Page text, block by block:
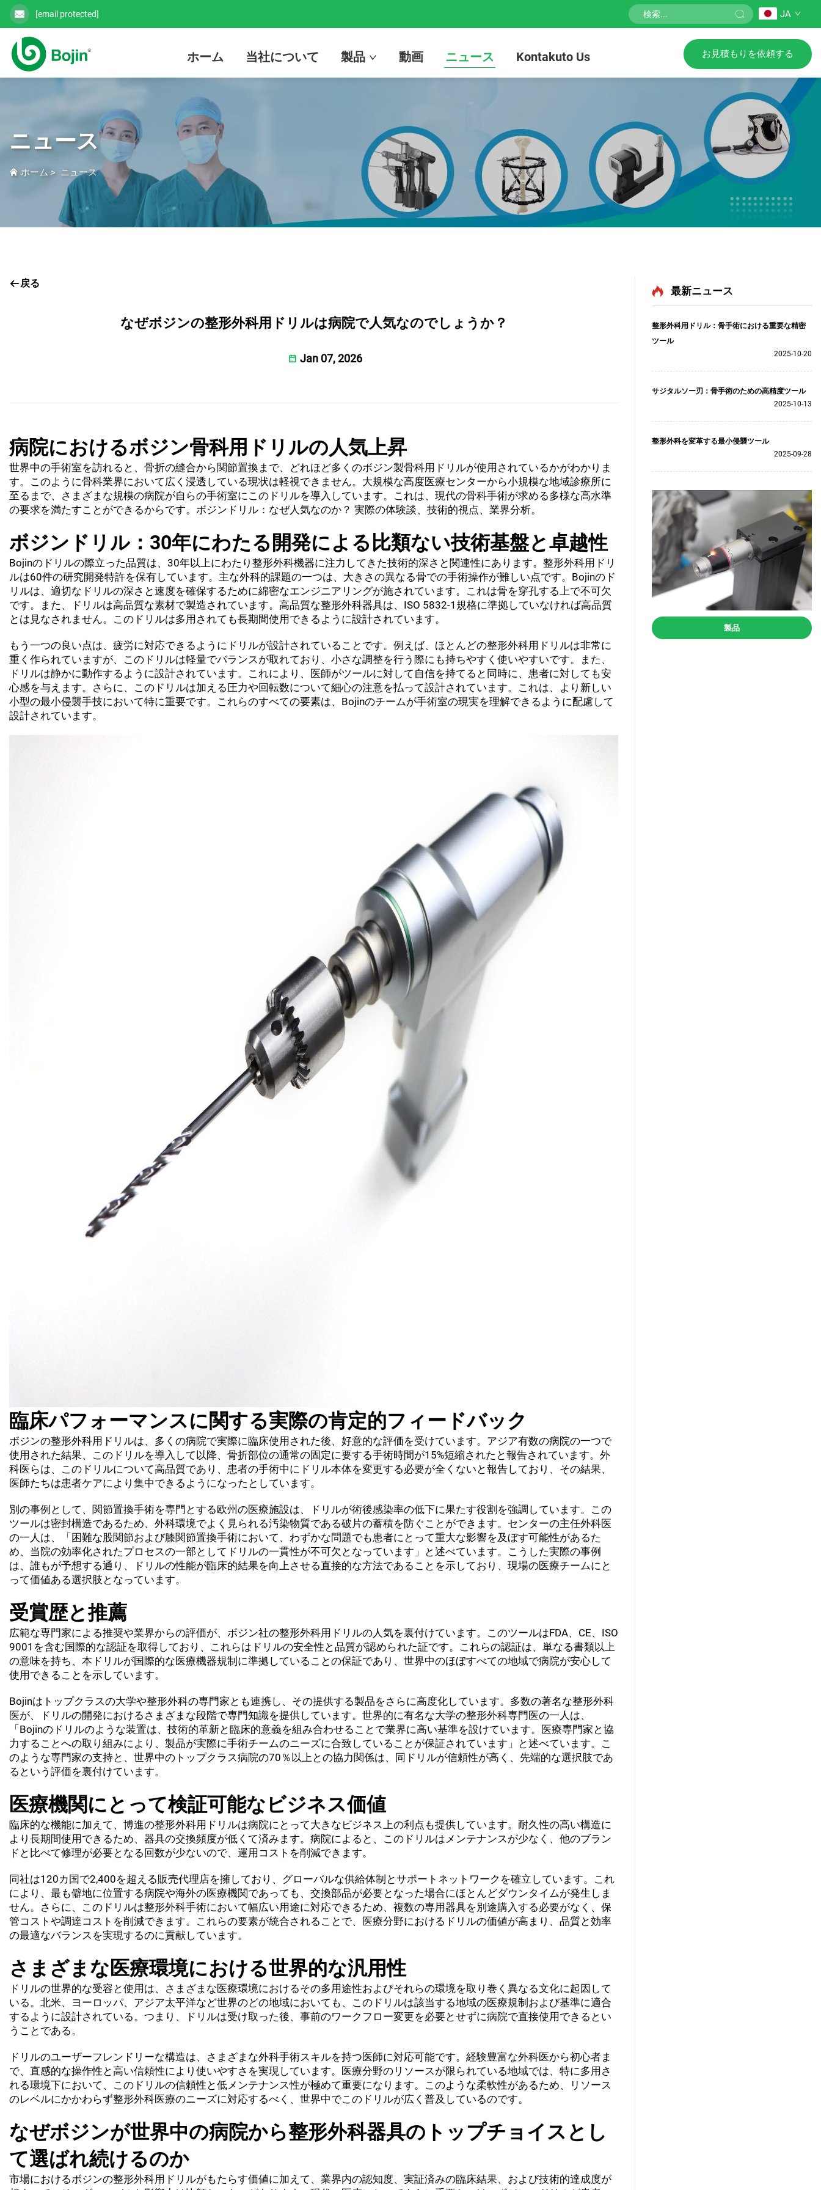
[email protected] JA
ホーム 当社について 製品 動画 ニュース Kontakuto Us お見積もりを依頼する
ニュース
ホーム > ニュース
戻る
なぜボジンの整形外科用ドリルは病院で人気なのでしょうか？
Jan 07, 2026
病院におけるボジン骨科用ドリルの人気上昇
世界中の手術室を訪れると、骨折の縫合から関節置換まで、どれほど多くのボジン製骨科用ドリルが使用されているかがわかりま
す。このように骨科業界において広く浸透している現状は軽視できません。大規模な高度医療センターから小規模な地域診療所に
至るまで、さまざまな規模の病院が自らの手術室にこのドリルを導入しています。これは、現代の骨科手術が求める多様な高水準
の要求を満たすことができるからです。ボジンドリル：なぜ人気なのか？ 実際の体験談、技術的視点、業界分析。
ボジンドリル：30年にわたる開発による比類ない技術基盤と卓越性
Bojinのドリルの際立った品質は、30年以上にわたり整形外科機器に注力してきた技術的深さと関連性にあります。整形外科用ドリ
ルは60件の研究開発特許を保有しています。主な外科的課題の一つは、大きさの異なる骨での手術操作が難しい点です。Bojinのド
リルは、適切なドリルの深さと速度を確保するために綿密なエンジニアリングが施されています。これは骨を穿孔する上で不可欠
です。また、ドリルは高品質な素材で製造されています。高品質な整形外科器具は、ISO 5832-1規格に準拠していなければ高品質
とは見なされません。このドリルは多用されても長期間使用できるように設計されています。
もう一つの良い点は、疲労に対応できるようにドリルが設計されていることです。例えば、ほとんどの整形外科用ドリルは非常に
重く作られていますが、このドリルは軽量でバランスが取れており、小さな調整を行う際にも持ちやすく使いやすいです。また、
ドリルは静かに動作するように設計されています。これにより、医師がツールに対して自信を持てると同時に、患者に対しても安
心感を与えます。さらに、このドリルは加える圧力や回転数について細心の注意を払って設計されています。これは、より新しい
小型の最小侵襲手技において特に重要です。これらのすべての要素は、Bojinのチームが手術室の現実を理解できるように配慮して
設計されています。
臨床パフォーマンスに関する実際の肯定的フィードバック
ボジンの整形外科用ドリルは、多くの病院で実際に臨床使用された後、好意的な評価を受けています。アジア有数の病院の一つで
使用された結果、このドリルを導入して以降、骨折部位の通常の固定に要する手術時間が15%短縮されたと報告されています。外
科医らは、このドリルについて高品質であり、患者の手術中にドリル本体を変更する必要が全くないと報告しており、その結果、
医師たちは患者ケアにより集中できるようになったとしています。
別の事例として、関節置換手術を専門とする欧州の医療施設は、ドリルが術後感染率の低下に果たす役割を強調しています。この
ツールは密封構造であるため、外科環境でよく見られる汚染物質である破片の蓄積を防ぐことができます。センターの主任外科医
の一人は、「困難な股関節および膝関節置換手術において、わずかな問題でも患者にとって重大な影響を及ぼす可能性があるた
め、当院の効率化されたプロセスの一部としてドリルの一貫性が不可欠となっています」と述べています。こうした実際の事例
は、誰もが予想する通り、ドリルの性能が臨床的結果を向上させる直接的な方法であることを示しており、現場の医療チームにと
って価値ある選択肢となっています。
受賞歴と推薦
広範な専門家による推奨や業界からの評価が、ボジン社の整形外科用ドリルの人気を裏付けています。このツールはFDA、CE、ISO
9001を含む国際的な認証を取得しており、これらはドリルの安全性と品質が認められた証です。これらの認証は、単なる書類以上
の意味を持ち、本ドリルが国際的な医療機器規制に準拠していることの保証であり、世界中のほぼすべての地域で病院が安心して
使用できることを示しています。
Bojinはトップクラスの大学や整形外科の専門家とも連携し、その提供する製品をさらに高度化しています。多数の著名な整形外科
医が、ドリルの開発におけるさまざまな段階で専門知識を提供しています。世界的に有名な大学の整形外科専門医の一人は、
「Bojinのドリルのような装置は、技術的革新と臨床的意義を組み合わせることで業界に高い基準を設けています。医療専門家と協
力することへの取り組みにより、製品が実際に手術チームのニーズに合致していることが保証されています」と述べています。こ
のような専門家の支持と、世界中のトップクラス病院の70％以上との協力関係は、同ドリルが信頼性が高く、先端的な選択肢であ
るという評価を裏付けています。
医療機関にとって検証可能なビジネス価値
臨床的な機能に加えて、博進の整形外科用ドリルは病院にとって大きなビジネス上の利点も提供しています。耐久性の高い構造に
より長期間使用できるため、器具の交換頻度が低くて済みます。病院によると、このドリルはメンテナンスが少なく、他のブラン
ドと比べて修理が必要となる回数が少ないので、運用コストを削減できます。
同社は120カ国で2,400を超える販売代理店を擁しており、グローバルな供給体制とサポートネットワークを確立しています。これ
により、最も僻地に位置する病院や海外の医療機関であっても、交換部品が必要となった場合にほとんどダウンタイムが発生しま
せん。さらに、このドリルは整形外科手術において幅広い用途に対応できるため、複数の専用器具を別途購入する必要がなく、保
管コストや調達コストを削減できます。これらの要素が統合されることで、医療分野におけるドリルの価値が高まり、品質と効率
の最適なバランスを実現するのに貢献しています。
さまざまな医療環境における世界的な汎用性
ドリルの世界的な受容と使用は、さまざまな医療環境におけるその多用途性およびそれらの環境を取り巻く異なる文化に起因して
いる。北米、ヨーロッパ、アジア太平洋など世界のどの地域においても、このドリルは該当する地域の医療規制および基準に適合
するように設計されている。つまり、ドリルは受け取った後、事前のワークフロー変更を必要とせずに病院で直接使用できるとい
うことである。
ドリルのユーザーフレンドリーな構造は、さまざまな外科手術スキルを持つ医師に対応可能です。経験豊富な外科医から初心者ま
で、直感的な操作性と高い信頼性により使いやすさを実現しています。医療分野のリソースが限られている地域では、特に多用さ
れる環境下において、このドリルの信頼性と低メンテナンス性が極めて重要になります。このような柔軟性があるため、リソース
のレベルにかかわらず整形外科医療のニーズに対応するべく、世界中でこのドリルが広く普及しているのです。
なぜボジンが世界中の病院から整形外科器具のトップチョイスとし
て選ばれ続けるのか
市場におけるボジンの整形外科用ドリルがもたらす価値に加えて、業界内の認知度、実証済みの臨床結果、および技術的達成度が
最新ニュース
整形外科用ドリル：骨手術における重要な精密
ツール
2025-10-20
サジタルソー刃：骨手術のための高精度ツール
2025-10-13
整形外科を変革する最小侵襲ツール
2025-09-28
製品